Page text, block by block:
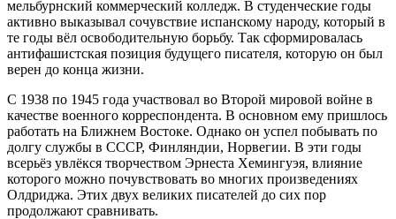
мельбурнский коммерческий колледж. В студенческие годы
активно выказывал сочувствие испанскому народу, который в
те годы вёл освободительную борьбу. Так сформировалась
антифашистская позиция будущего писателя, которую он был
верен до конца жизни.
С 1938 по 1945 года участвовал во Второй мировой войне в
качестве военного корреспондента. В основном ему пришлось
работать на Ближнем Востоке. Однако он успел побывать по
долгу службы в СССР, Финляндии, Норвегии. В эти годы
всерьёз увлёкся творчеством Эрнеста Хемингуэя, влияние
которого можно почувствовать во многих произведениях
Олдриджа. Этих двух великих писателей до сих пор
продолжают сравнивать.